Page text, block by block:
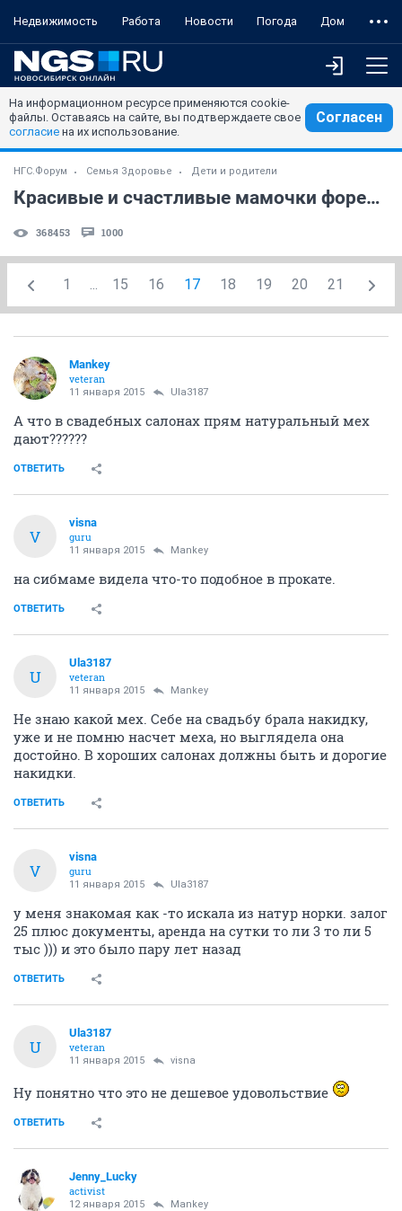
Недвижимость Работа Новости Погода Дом
На информационном ресурсе применяются cookie-
файлы. Оставаясь на сайте, вы подтверждаете свое
согласие на их использование.
Согласен
НГС.Форум Семья Здоровье Дети и родители
Красивые и счастливые мамочки форева! )) (часть 42)
368453 1000
1 ... 15 16 17 18 19 20 21
Mankey
veteran
11 января 2015 Ula3187
А что в свадебных салонах прям натуральный мех
дают??????
ОТВЕТИТЬ
V
visna
guru
11 января 2015 Mankey
на сибмаме видела что-то подобное в прокате.
ОТВЕТИТЬ
U
Ula3187
veteran
11 января 2015 Mankey
Не знаю какой мех. Себе на свадьбу брала накидку,
уже и не помню насчет меха, но выглядела она
достойно. В хороших салонах должны быть и дорогие
накидки.
ОТВЕТИТЬ
V
visna
guru
11 января 2015 Ula3187
у меня знакомая как -то искала из натур норки. залог
25 плюс документы, аренда на сутки то ли 3 то ли 5
тыс ))) и это было пару лет назад
ОТВЕТИТЬ
U
Ula3187
veteran
11 января 2015 visna
Ну понятно что это не дешевое удовольствие
ОТВЕТИТЬ
Jenny_Lucky
activist
12 января 2015 Mankey